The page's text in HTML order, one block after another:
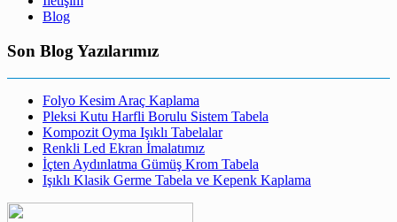
Blog
Son Blog Yazılarımız
Folyo Kesim Araç Kaplama
Pleksi Kutu Harfli Borulu Sistem Tabela
Kompozit Oyma Işıklı Tabelalar
Renkli Led Ekran İmalatımız
İçten Aydınlatma Gümüş Krom Tabela
Işıklı Klasik Germe Tabela ve Kepenk Kaplama